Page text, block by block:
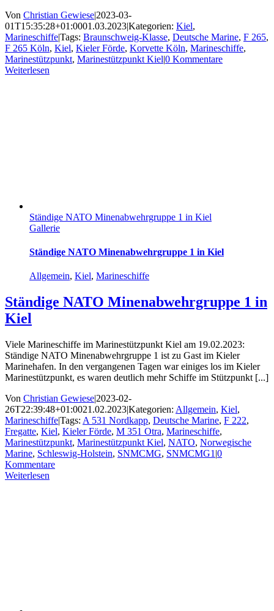
Von Christian Gewiese|2023-03-
01T15:35:28+01:0001.03.2023|Kategorien: Kiel,
Marineschiffe|Tags: Braunschweig-Klasse, Deutsche Marine, F 265,
F 265 Köln, Kiel, Kieler Förde, Korvette Köln, Marineschiffe,
Marinestützpunkt, Marinestützpunkt Kiel|0 Kommentare
Weiterlesen
Ständige NATO Minenabwehrgruppe 1 in Kiel
Gallerie
Ständige NATO Minenabwehrgruppe 1 in Kiel
Allgemein, Kiel, Marineschiffe
Ständige NATO Minenabwehrgruppe 1 in
Kiel
Viele Marineschiffe im Marinestützpunkt Kiel am 19.02.2023:
Ständige NATO Minenabwehrgruppe 1 ist zu Gast im Kieler
Marinehafen. In den vergangenen Tagen war einiges los im Kieler
Marinestützpunkt, es waren deutlich mehr Schiffe im Stützpunkt [...]
Von Christian Gewiese|2023-02-
26T22:39:48+01:0021.02.2023|Kategorien: Allgemein, Kiel,
Marineschiffe|Tags: A 531 Nordkapp, Deutsche Marine, F 222,
Fregatte, Kiel, Kieler Förde, M 351 Otra, Marineschiffe,
Marinestützpunkt, Marinestützpunkt Kiel, NATO, Norwegische
Marine, Schleswig-Holstein, SNMCMG, SNMCMG1 |0
Kommentare
Weiterlesen